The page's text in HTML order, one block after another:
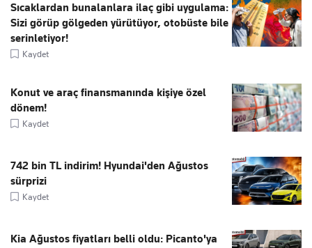
Sıcaklardan bunalanlara ilaç gibi uygulama:
Sizi görüp gölgeden yürütüyor, otobüste bile
serinletiyor!
Kaydet
Konut ve araç finansmanında kişiye özel
dönem!
Kaydet
742 bin TL indirim! Hyundai'den Ağustos
sürprizi
Kaydet
Kia Ağustos fiyatları belli oldu: Picanto'ya